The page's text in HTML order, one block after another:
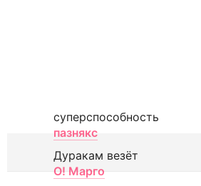
суперспособность
пазнякс
Дуракам везёт
О! Марго